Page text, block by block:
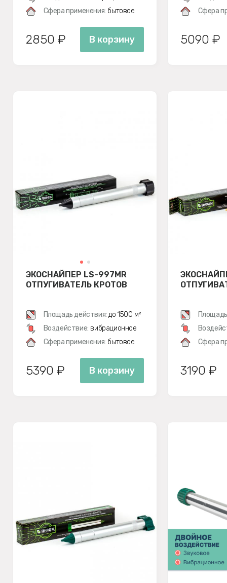
Сфера применения: бытовое
2850 ₽ В корзину
Сфера
5090 ₽
ЭКОСНАЙПЕР LS-997MR
ОТПУГИВАТЕЛЬ КРОТОВ
Площадь действия: до 1500 м²
Воздействие: вибрационное
Сфера применения: бытовое
5390 ₽ В корзину
Сфера
3190 ₽